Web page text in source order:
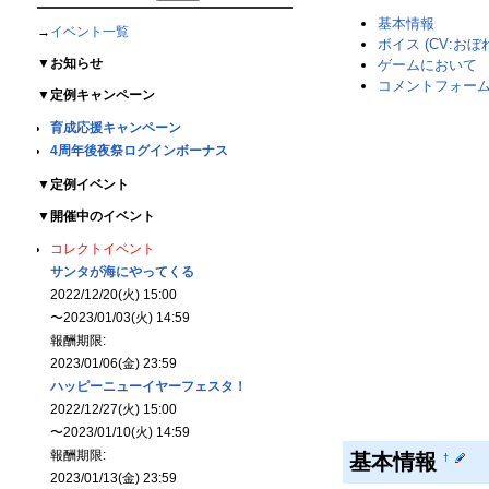
→ イベント一覧
▼ お知らせ
▼ 定例キャンペーン
育成応援キャンペーン
4周年後夜祭ログインボーナス
▼ 定例イベント
▼ 開催中のイベント
コレクトイベント
サンタが海にやってくる
2022/12/20(火) 15:00
〜2023/01/03(火) 14:59
報酬期限:
2023/01/06(金) 23:59
ハッピーニューイヤーフェスタ！
2022/12/27(火) 15:00
〜2023/01/10(火) 14:59
報酬期限:
2023/01/13(金) 23:59
基本情報
ボイス (CV:おぼ
ゲームにおいて
コメントフォーム
基本情報 †